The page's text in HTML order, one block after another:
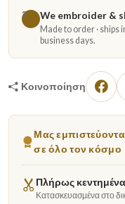
3
We embroider &
Made to order · ships
business days.
Κοινοποίηση
Μας
σε όλο τον κόσμο
Πλήρως
Κατασκευασμένα στο